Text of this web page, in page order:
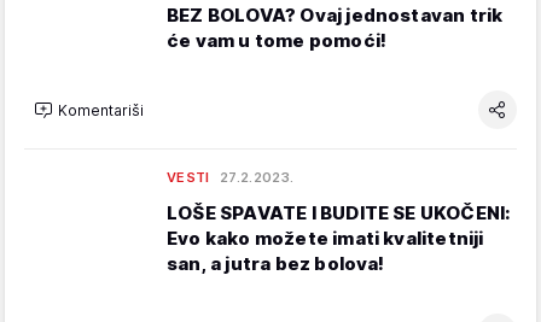
BEZ BOLOVA? Ovaj jednostavan trik
će vam u tome pomoći!
Komentariši
VESTI 27.2.2023.
LOŠE SPAVATE I BUDITE SE UKOČENI:
Evo kako možete imati kvalitetniji
san, a jutra bez bolova!